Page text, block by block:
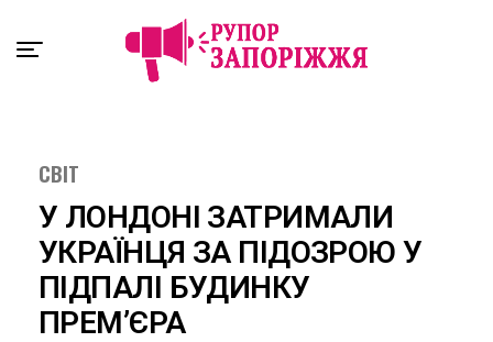
СВІТ
У ЛОНДОНІ ЗАТРИМАЛИ
УКРАЇНЦЯ ЗА ПІДОЗРОЮ У
ПІДПАЛІ БУДИНКУ
ПРЕМ’ЄРА
Exit mobile version